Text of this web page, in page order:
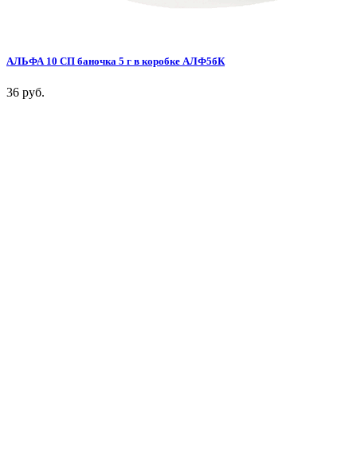
АЛЬФА 10 СП баночка 5 г в коробке АЛФ5бК
36 руб.